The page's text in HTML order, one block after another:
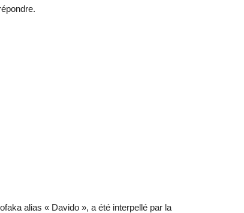
alias « Davido », a été interpellé par la